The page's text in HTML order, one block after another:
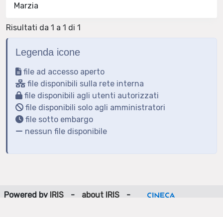
Marzia
Risultati da 1 a 1 di 1
Legenda icone
file ad accesso aperto
file disponibili sulla rete interna
file disponibili agli utenti autorizzati
file disponibili solo agli amministratori
file sotto embargo
nessun file disponibile
Powered by IRIS - about IRIS
-